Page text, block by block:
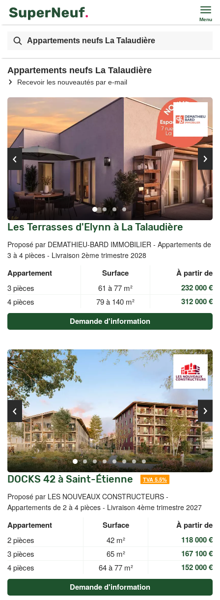
Menu
Appartements neufs La Talaudière
Appartements neufs La Talaudière
Recevoir les nouveautés par e-mail
Les Terrasses d'Elynn à La Talaudière
Proposé par DEMATHIEU-BARD IMMOBILIER - Appartements de
3 à 4 pièces - Livraison 2ème trimestre 2028
Appartement Surface À partir de
3 pièces 61 à 77 m² 232 000 €
4 pièces 79 à 140 m²
312 000 €
Demande d'information
DOCKS 42 à Saint-Étienne TVA 5.5%
Proposé par LES NOUVEAUX CONSTRUCTEURS -
Appartements de 2 à 4 pièces - Livraison 4ème trimestre 2027
Appartement Surface À partir de
2 pièces 42 m² 118 000 €
3 pièces 65 m² 167 100 €
4 pièces 64 à 77 m²
152 000 €
Demande d'information